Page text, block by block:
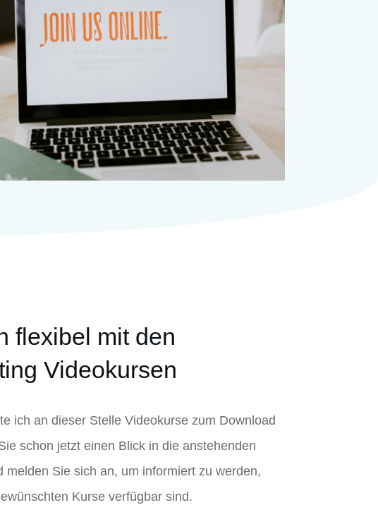
flexibel mit den
Videokursen
ich an dieser Stelle Videokurse zum Download
schon jetzt einen Blick in die anstehenden
melden Sie sich an, um informiert zu werden,
Kurse verfügbar sind.